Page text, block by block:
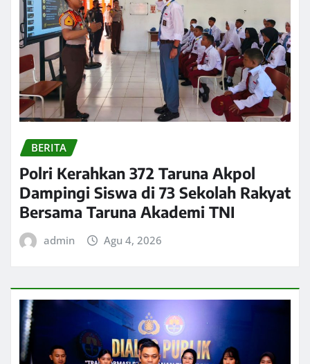
BERITA
Polri Kerahkan 372 Taruna Akpol
Dampingi Siswa di 73 Sekolah Rakyat
Bersama Taruna Akademi TNI
admin Agu 4, 2026